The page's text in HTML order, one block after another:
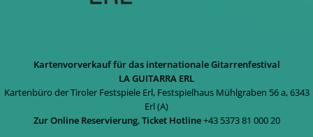
Kartenvorverkauf für das internationale Gitarrenfestival
LA GUITARRA ERL
Kartenbüro der Tiroler Festspiele Erl, Festspielhaus Mühlgraben 56 a, 6343
Erl (A)
Zur Online Reservierung,Ticket Hotline+43 5373 81 000 20